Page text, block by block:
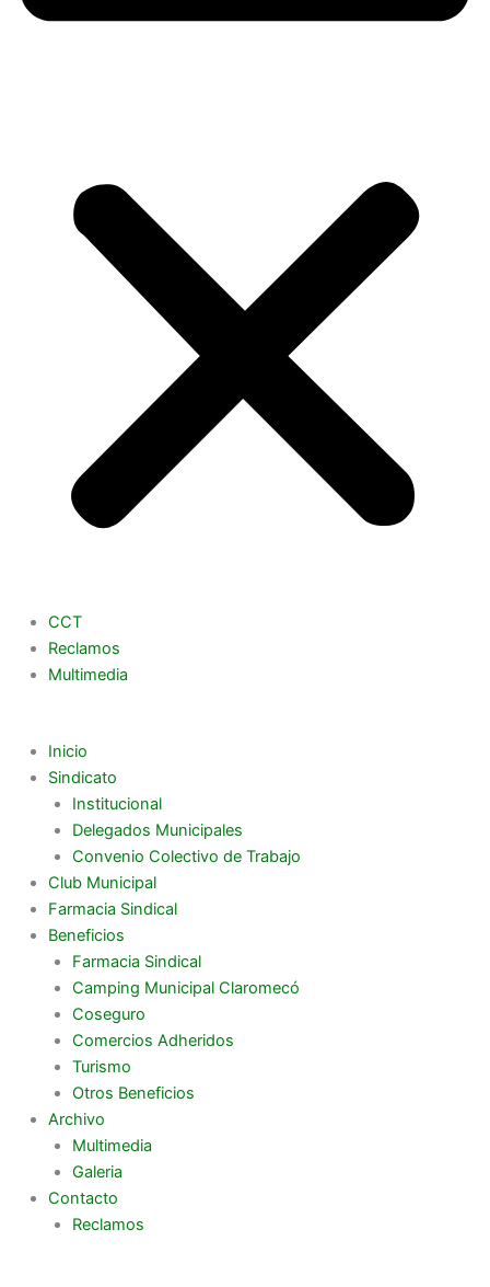
CCT
Reclamos
Multimedia
Inicio
Sindicato
Institucional
Delegados Municipales
Convenio Colectivo de Trabajo
Club Municipal
Farmacia Sindical
Beneficios
Farmacia Sindical
Camping Municipal Claromecó
Coseguro
Comercios Adheridos
Turismo
Otros Beneficios
Archivo
Multimedia
Galeria
Contacto
Reclamos